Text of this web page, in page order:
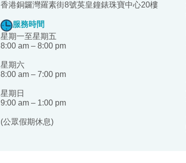
香港銅鑼灣羅素街8號英皇鐘錶珠寶中心20樓
服務時間
星期一至星期五
8:00 am – 8:00 pm
星期六
8:00 am – 7:00 pm
星期日
9:00 am – 1:00 pm
(公眾假期休息)